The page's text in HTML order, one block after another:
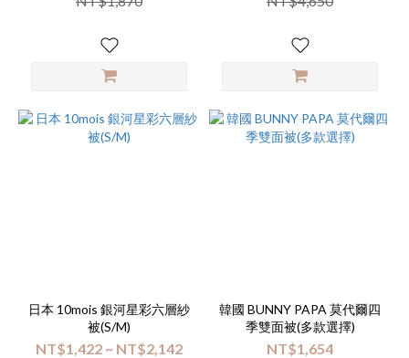
日本 10mois 銀河星彩六層紗
被(S/M)
NT$1,422 ~ NT$2,142
韓國 BUNNY PAPA 莫代爾四
季雙面被(多款選擇)
NT$1,654